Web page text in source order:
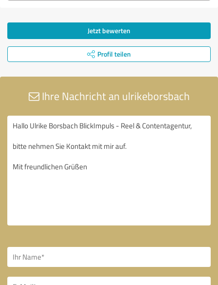
Jetzt bewerten
Profil teilen
Ihre Nachricht an ulrikeborsbach